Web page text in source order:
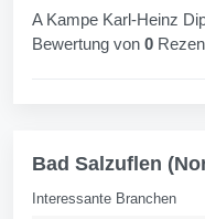
A Kampe Karl-Heinz
Bewertung von 0
Bad Salzuflen
Interessante Branchen